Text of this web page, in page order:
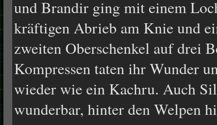
und Brandir ging mit einem
kräftigen Abrieb am Knie und
zweiten Oberschenkel auf drei
Kompressen taten ihr Wunder
wieder wie ein Kachru. Auch
wunderbar, hinter den Welpen